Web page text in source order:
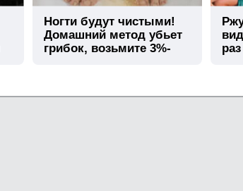
Ногти будут чистыми!
Домашний метод убьет
грибок, возьмите 3%-
раз